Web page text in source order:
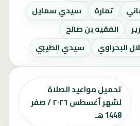
تمارة
سيدي سمايل
الفقيه بن صالح
البحراوي سيدي الطيبي
تحميل مواعيد الصلاة
لشهر أغسطس ٢٠٢٦ / صفر
1448 هـ